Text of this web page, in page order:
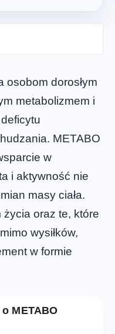
osobom dorosłym
metabolizmem i
METABO
w
i aktywność nie
masy ciała.
oraz te, które
wysiłków,
w formie
METABO